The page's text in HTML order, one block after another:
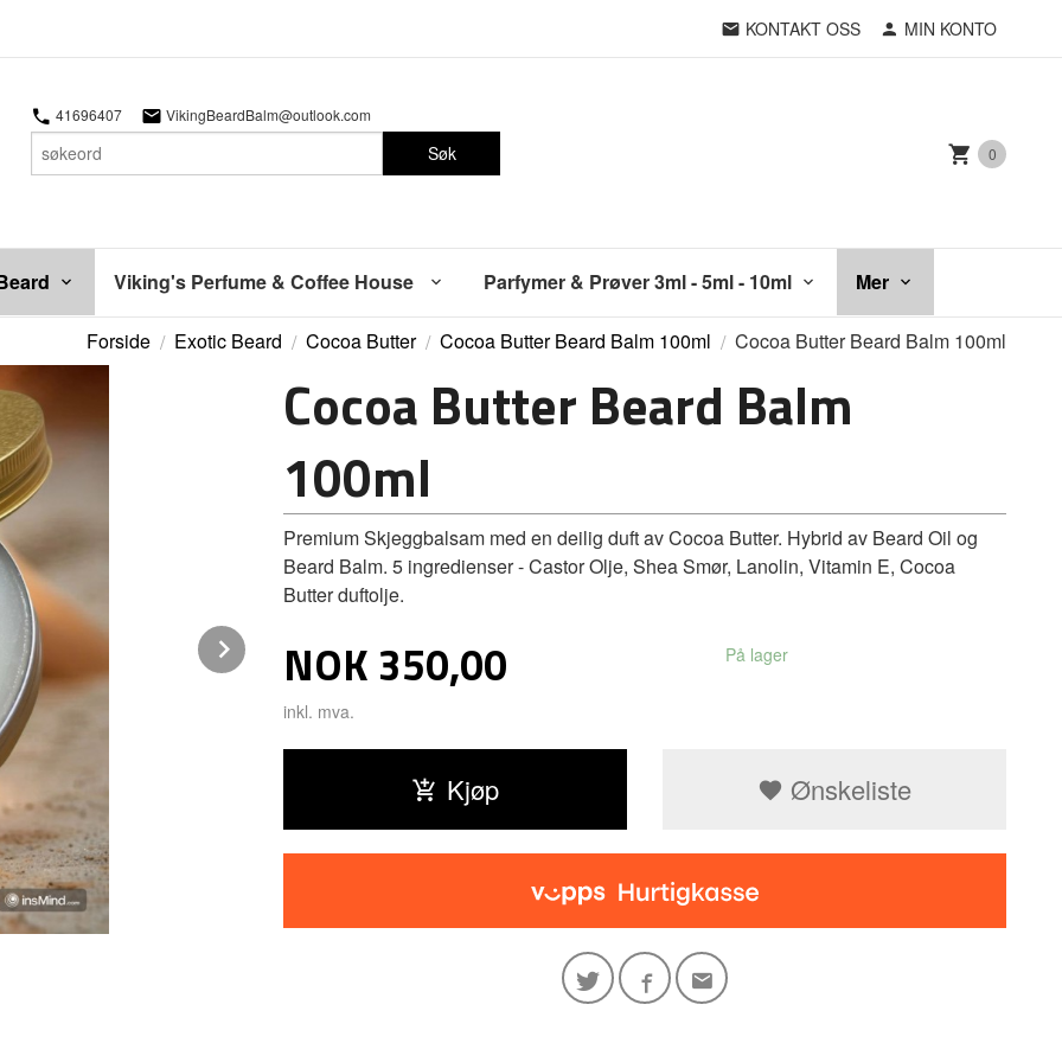
KONTAKT OSS MIN KONTO
41696407 VikingBeardBalm@outlook.com
Søk 0
Viking's Perfume & Coffee House Parfymer & Prøver 3ml - 5ml - 10ml Mer
Forside Exotic Beard Cocoa Butter Cocoa Butter Beard Balm 100ml Cocoa Butter Beard Balm 100ml
Next
Cocoa Butter Beard Balm
100ml
Premium Skjeggbalsam med en deilig duft av Cocoa Butter. Hybrid av Beard Oil og
Beard Balm. 5 ingredienser - Castor Olje, Shea Smør, Lanolin, Vitamin E, Cocoa
Butter duftolje.
Pris
NOK 350,00
inkl. mva.
På lager
Kjøp Ønskeliste